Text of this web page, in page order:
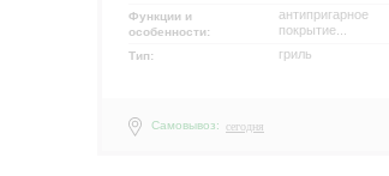
Функции и
особенности:
антипригарное
покрытие...
Тип: гриль
Самовывоз: сегодня